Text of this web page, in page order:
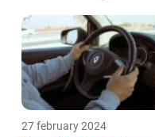
27 february 2024